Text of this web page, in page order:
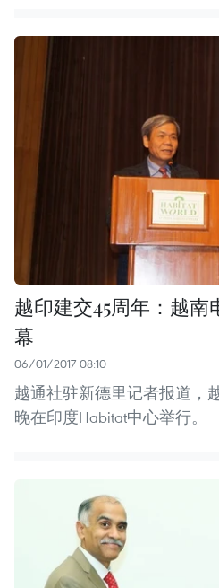
越印建交45周年：越
幕
06/01/2017 08:10
越通社驻新德里记者报道，
晚在印度Habitat中心举行。